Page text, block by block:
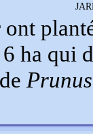
ha qui
Prunus